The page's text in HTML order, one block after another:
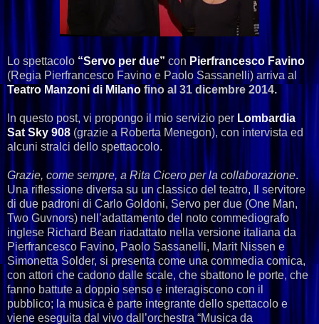
Lo spettacolo “Servo per due” con Pierfrancesco Favino
(Regia Pierfrancesco Favino e Paolo Sassanelli) arriva al
Teatro Manzoni di Milano fino al 31 dicembre 2014.
In questo post, vi propongo il mio servizio per Lombardia
Sat Sky 908 (grazie a Roberta Menegon), con intervista ed
alcuni stralci dello spettaocolo.
Grazie, come sempre, a Rita Cicero per la collaborazione.
Una riflessione diversa su un classico del teatro, Il servitore
di due padroni di Carlo Goldoni, Servo per due (One Man,
Two Guvnors) nell’adattamento del noto commediografo
inglese Richard Bean riadattato nella versione italiana da
Pierfrancesco Favino, Paolo Sassanelli, Marit Nissen e
Simonetta Solder, si presenta come una commedia comica,
con attori che cadono dalle scale, che sbattono le porte, che
fanno battute a doppio senso e interagiscono con il
pubblico; la musica è parte integrante dello spettacolo e
viene eseguita dal vivo dall’orchestra “Musica da